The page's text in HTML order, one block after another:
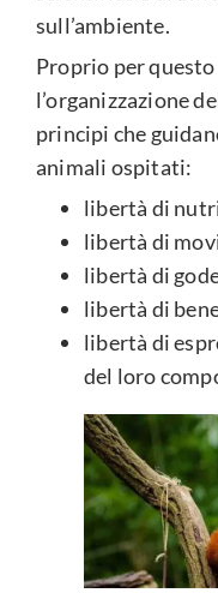
sull’ambiente.
Proprio per
l’organizzazione
principi che
animali ospitati:
libertà di
libertà di
libertà di
libertà di
libertà di
del loro